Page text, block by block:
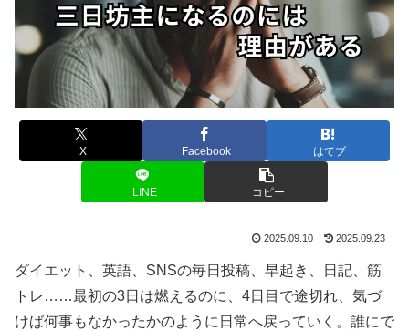
X Facebook はてブ
LINE コピー
2025.09.10 2025.09.23
ダイエット、英語、SNSの毎日投稿、早起き、日記、筋
トレ……最初の3日は燃えるのに、4日目で途切れ、気づ
けば何事もなかったかのように日常へ戻っていく。誰にで